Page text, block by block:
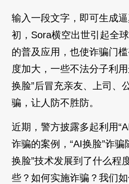
输入一段文字，即可生成
初，Sora横空出世引起全
的普及应用，也使诈骗门
度加大，一些不法分子利
换脸”后冒充亲友、上司、
骗，让人防不胜防。
近期，警方披露多起利用
诈骗的案例，“AI换脸”诈骗
换脸”技术发展到了什么程
些？如何实施诈骗？我们